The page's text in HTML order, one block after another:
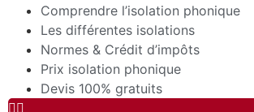
Comprendre l’isolation phonique
Les différentes isolations
Normes & Crédit d’impôts
Prix isolation phonique
Devis 100% gratuits